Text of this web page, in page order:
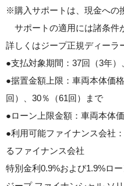
※購入サポートは、現金への
サポートの適用には諸条件
詳しくはジープ正規ディーラ
●支払対象期間：37回（3年
●据置金額上限：車両本体価
回）、30％（61回）まで
●ローン上限金額：車両本体
●利用可能ファイナンス会社
るファイナンス会社
特別金利0.9%および1.9%ロー